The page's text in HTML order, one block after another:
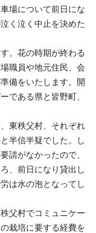
場について前日にな
く泣く中止を決めた
。花の時期が終わる
職員や地元住民、会
備をいたします。開
である県と皆野町、
東秩父村、それぞれ
半信半疑でした。し
請がなかったので、
、前日になり貸出し
は水の泡となってし
父村でコミュニケー
栽培に要する経費を